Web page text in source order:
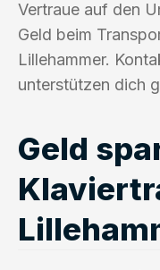
Vertraue auf den
Geld beim
Lillehammer.
unterstützen dich
Geld